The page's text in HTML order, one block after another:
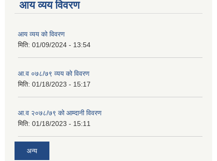
आय व्यय विवरण
आय व्यय को विवरण
मिति: 01/09/2024 - 13:54
आ.व ०७८/७९ व्यय को विवरण
मिति: 01/18/2023 - 15:17
आ.व २०७८/७९ को आम्दानी विवरण
मिति: 01/18/2023 - 15:11
अन्य